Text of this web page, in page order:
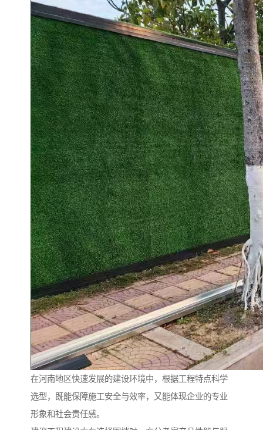
在河南地区快速发展的建设环境中，根据工程特点科学
选型，既能保障施工安全与效率，又能体现企业的专业
形象和社会责任感。